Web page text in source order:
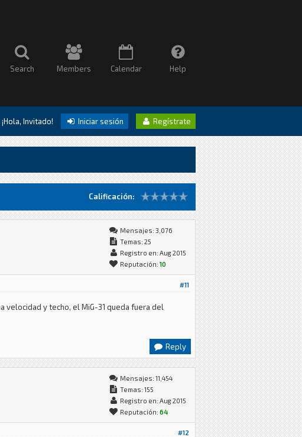
Search Members Calendar Help
¡Hola, Invitado! Iniciar sesión Regístrate
Calificación:
Mensajes: 3,076
Temas: 25
Registro en: Aug 2015
Reputación: 10
#11
velocidad y techo, el MiG-31 queda fuera del
Reply
Mensajes: 11,454
Temas: 155
Registro en: Aug 2015
Reputación: 64
#12